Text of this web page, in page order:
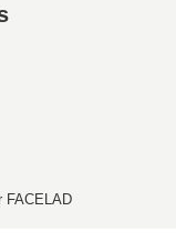
FACELAD